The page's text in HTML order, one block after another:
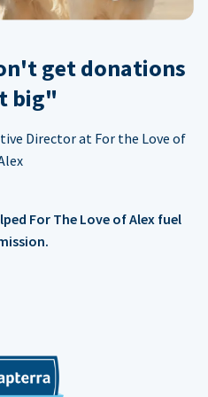
get donations
big"
Director at For the Love of
For The Love of Alex fuel